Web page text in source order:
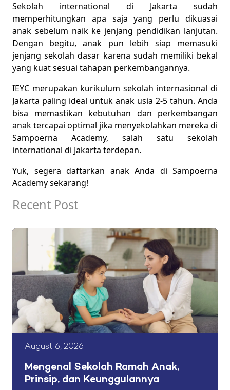
Sekolah international di Jakarta sudah
memperhitungkan apa saja yang perlu dikuasai
anak sebelum naik ke jenjang pendidikan lanjutan.
Dengan begitu, anak pun lebih siap memasuki
jenjang sekolah dasar karena sudah memiliki bekal
yang kuat sesuai tahapan perkembangannya.
IEYC merupakan kurikulum sekolah internasional di
Jakarta paling ideal untuk anak usia 2-5 tahun. Anda
bisa memastikan kebutuhan dan perkembangan
anak tercapai optimal jika menyekolahkan mereka di
Sampoerna Academy, salah satu sekolah
international di Jakarta terdepan.
Yuk, segera daftarkan anak Anda di Sampoerna
Academysekarang!
Recent Post
August 6, 2026
Mengenal Sekolah Ramah Anak,
Prinsip, dan Keunggulannya